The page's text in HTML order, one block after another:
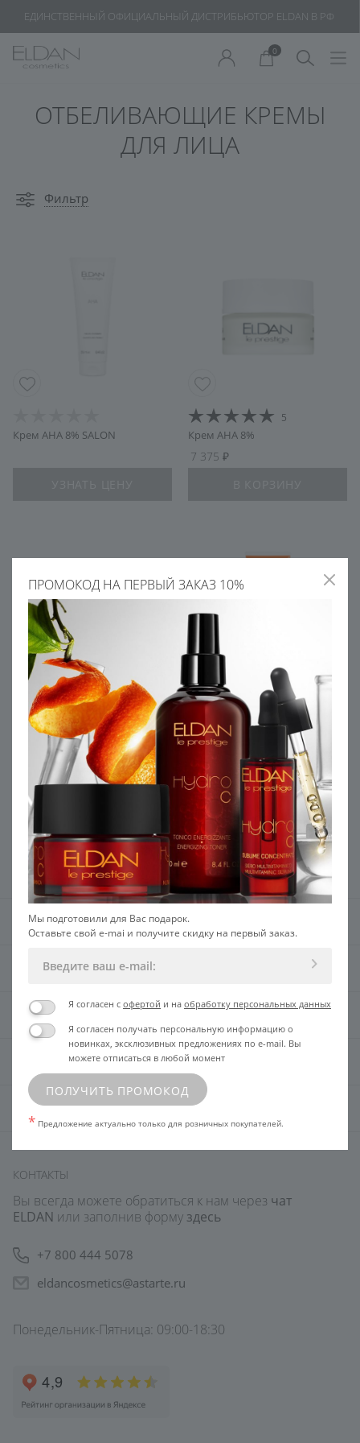
ЕДИНСТВЕННЫЙ ОФИЦИАЛЬНЫЙ ДИСТРИБЬЮТОР ELDAN В РФ
0
ОТБЕЛИВАЮЩИЕ КРЕМЫ
ДЛЯ ЛИЦА
Фильтр
Крем AHA 8% SALON
5
Крем AHA 8%
7 375
5
Мультивитаминный крем
Hydro С
6 250
Мультивитаминный крем
Гидро С SALON
УЗНАТЬ ЦЕНУ
О БРЕНДЕ ELDAN
КАТЕГОРИИ
ИНТЕРНЕТ-МАГАЗИН
ПОКУПАТЕЛЯМ
КОСМЕТОЛОГАМ
КОНТАКТЫ
Вы всегда можете обратиться к нам через чат
ELDAN или заполнив форму здесь
+7 800 444 5078
eldancosmetics@astarte.ru
Понедельник-Пятница: 09:00-18:30
ПРОМОКОД НА ПЕРВЫЙ ЗАКАЗ 10%
Мы подготовили для Вас подарок.
Оставьте свой e-mai и получите скидку на первый заказ.
Я согласен с офертой и на обработку персональных данных
Я согласен получать персональную информацию о
новинках, эксклюзивных предложениях по e-mail. Вы
можете отписаться в любой момент
ПОЛУЧИТЬ ПРОМОКОД
* Предложение актуально только для розничных покупателей.